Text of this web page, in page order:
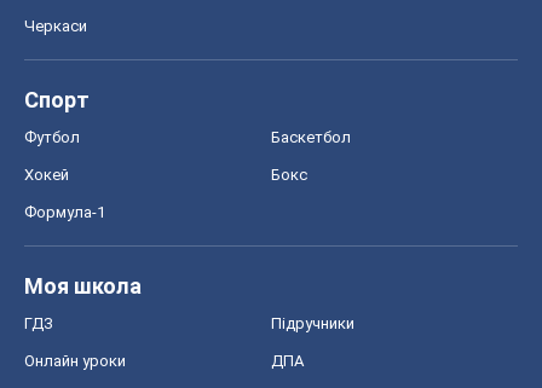
Черкаси
Спорт
Футбол Баскетбол
Хокей Бокс
Формула-1
Моя школа
ГДЗ Підручники
Онлайн уроки ДПА